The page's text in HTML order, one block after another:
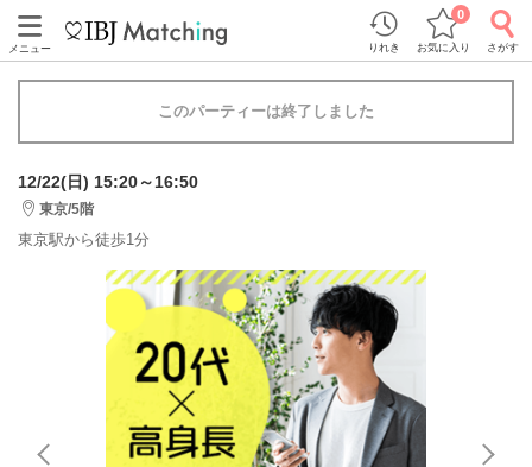
メニュー りれき お気に入り
0
さがす
このパーティーは終了しました
12/22(日) 15:20～16:50
東京/5階
東京駅から徒歩1分